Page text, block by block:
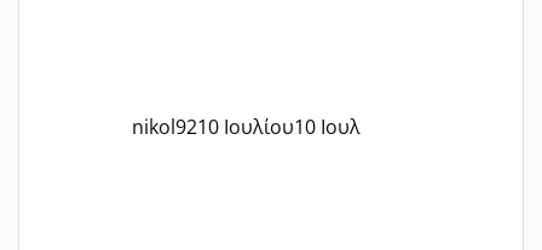
nikol9210 Ιουλίου10 Ιουλ